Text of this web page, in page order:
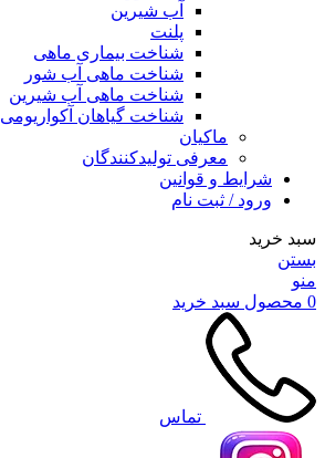
آب شیرین
پلنت
شناخت بیماری ماهی
شناخت ماهی آب شور
شناخت ماهی آب شیرین
شناخت گیاهان آکواریومی
ماکیان
معرفی تولیدکنندگان
شرایط و قوانین
ورود / ثبت نام
سبد خرید
بستن
منو
0 محصول سبد خرید
تماس